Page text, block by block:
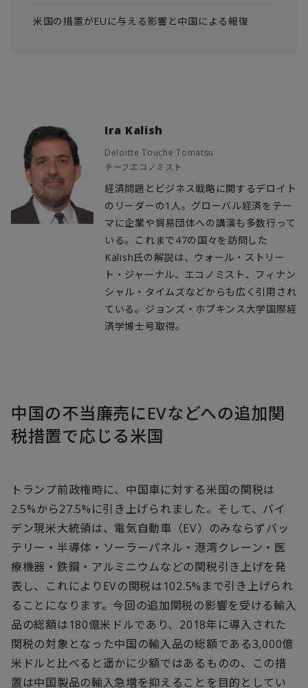
米国の措置がEUに与える影響と中国による報復
Ira Kalish
Deloitte Touche Tomatsu
チーフエコノミスト
経済問題とビジネス戦略に関するデロイト
のリーダーの1人。グローバル経済をテー
マに企業や貿易団体への講演も多数行って
いる。これまで47の国々を訪問した
Kalish氏の解説は、ウォール・ストリー
ト・ジャーナル、エコノミスト、フィナン
シャル・タイムズなどからも広く引用され
ている。ジョンズ・ホプキンス大学国際経
済学博士号取得。
中国の不当廉売にEVなどへの追加関
税措置で応じる米国
トランプ前政権時に、中国車に対する米国の関税は
2.5%から27.5%に引き上げられました。そして、バイ
デン現米大統領は、電気自動車（EV）のみならずバッ
テリー・半導体・ソーラーパネル・港湾クレーン・医
療機器・鉄鋼・アルミニウムなどの関税引き上げを発
表し、これによりEVの関税は102.5%まで引き上げられ
ることになります。今回の追加関税の影響を受ける輸入
品の総額は180億米ドルであり、2018年に導入された
関税の対象となった中国の輸入品の総額である3,000億
米ドルと比べると遥かに少額ではあるものの、この措
置は中国製品の輸入急増を抑えることを目的としてい